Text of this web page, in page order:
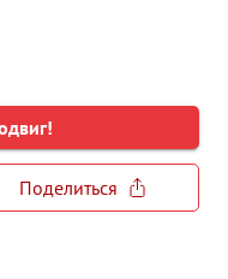
Поделиться